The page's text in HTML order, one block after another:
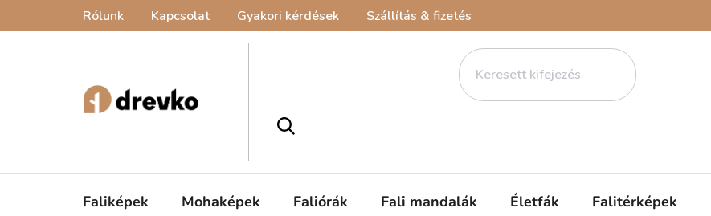
Rólunk Kapcsolat Gyakori kérdések Szállítás & fizetés
Faliképek Mohaképek Faliórák Fali mandalák Életfák Falitérképek